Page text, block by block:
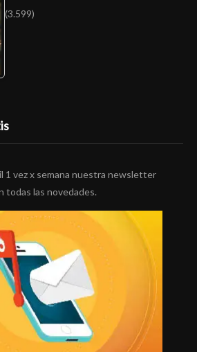
(3.599)
1 vez x semana nuestra newsletter
todas las novedades.